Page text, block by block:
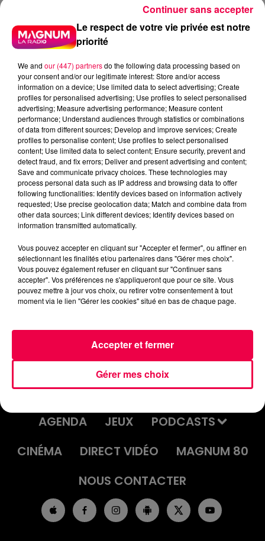
podcasts/2023/10/Les-Infos-People-du-jeudi-26-
octobre.mp3
ACCUEIL INFOS
EMISSIONS
AGENDA
JEUX
PODCASTS
CINÉMA
DIRECT VIDÉO
MAGNUM 80
NOUS CONTACTER
Le respect de votre vie privée est notre
priorité
We and our (447) partnersdo the following data processing based on
your consent and/or our legitimate interest: Store and/or access
information on a device; Use limited data to select advertising; Create
profiles for personalised advertising; Use profiles to select personalised
advertising; Measure advertising performance; Measure content
performance; Understand audiences through statistics or combinations
of data from different sources; Develop and improve services; Create
profiles to personalise content; Use profiles to select personalised
content; Use limited data to select content; Ensure security, prevent and
detect fraud, and fix errors; Deliver and present advertising and content;
Save and communicate privacy choices. These technologies may
process personal data such as IP address and browsing data to offer
following functionalities: Identify devices based on information actively
requested; Use precise geolocation data; Match and combine data from
other data sources; Link different devices; Identify devices based on
information transmitted automatically.
Vous pouvez accepter en cliquant sur "Accepter et fermer", ou affiner en
sélectionnant les finalités et/ou partenaires dans "Gérer mes choix".
Vous pouvez également refuser en cliquant sur "Continuer sans
accepter". Vos préférences ne s'appliqueront que pour ce site. Vous
pouvez mettre à jour vos choix, ou retirer votre consentement à tout
moment via le lien "Gérer les cookies" situé en bas de chaque page.
Gérer mes choix
Accepter et fermer
Continuer sans accepter